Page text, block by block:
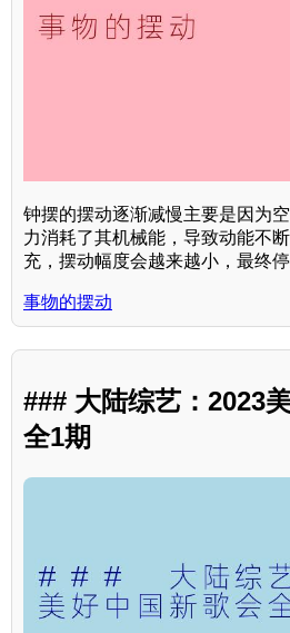
钟摆的摆动逐渐减慢主要是因为
力消耗了其机械能，导致动能不
充，摆动幅度会越来越小，最终停
事物的摆动
### 大陆综艺：2023
全1期